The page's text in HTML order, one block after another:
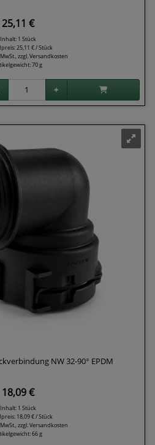
25,11 €
Inhalt: 1 Stück
25,11 € / Stück
zzgl. Versandkosten
70 g
NW 32-90° EPDM
18,09 €
Inhalt: 1 Stück
18,09 € / Stück
zzgl.Versandkosten
66 g